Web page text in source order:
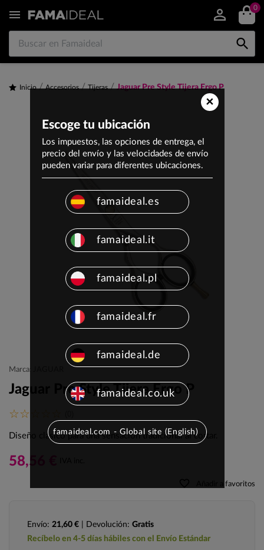
 0

Inicio Accesorios Tijeras Jaguar Pre Style Tijera Ergo P
Marca: JAGUAR
Jaguar Pre Style Tijera Ergo P
Diseño clásico para una sensación tradicional al cortar.
58,56 €
Añadir a favoritos
Envío: 21,60 € | Devolución: Gratis
Recíbelo en 4-5 días hábiles con el Envío Estándar
×
Escoge tu ubicación
Los impuestos, las opciones de entrega, el
precio del envío y las velocidades de envío
pueden variar para diferentes ubicaciones.
famaideal.es
famaideal.it
famaideal.pl
famaideal.fr
famaideal.de
famaideal.co.uk
famaideal.com - Global site (English)